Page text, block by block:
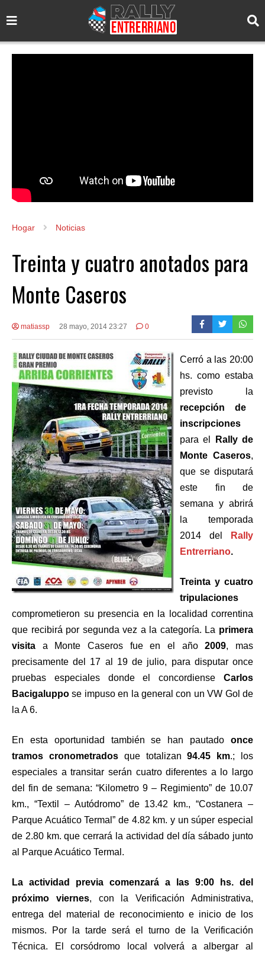
Hogar Noticias
Treinta y cuatro anotados para
Monte Caseros
matiassp 28 mayo, 2014 23:27 0
Cerró a las 20:00
hs. como estaba
previsto la
recepción de
inscripciones
para el
Rally de
Monte Caseros,
que se disputará
este fin de
semana y abrirá
la temporada
2014 del
Rally
Entrerriano.
Treinta y cuatro
tripulaciones
comprometieron su presencia en la localidad correntina
que recibirá por segunda vez a la categoría. La primera
visita a Monte Caseros fue en el año2009, mas
precisamente del 17 al 19 de julio, para disputar once
pruebas especiales donde el concordiense Carlos
Bacigaluppo se impuso en la general con un VW Gol de
la A 6.
En esta oportunidad también se han pautado once
tramos cronometradosque totalizan94.45 km.; los
especiales a transitar serán cuatro diferentes a lo largo
del fin de semana: “Kilometro 9 – Regimiento” de 10.07
km., “Textil – Autódromo” de 13.42 km., “Costanera –
Parque Acuático Termal” de 4.82 km. y un súper especial
de 2.80 km. que cerrará la actividad del día sábado junto
al Parque Acuático Termal.
La actividad previa comenzará a las 9:00 hs. del
próximo viernes, con la Verificación Administrativa,
entrega del material de reconocimiento e inicio de los
mismos. Por la tarde será el turno de la Verificación
Técnica. El corsódromo local volverá a albergar al